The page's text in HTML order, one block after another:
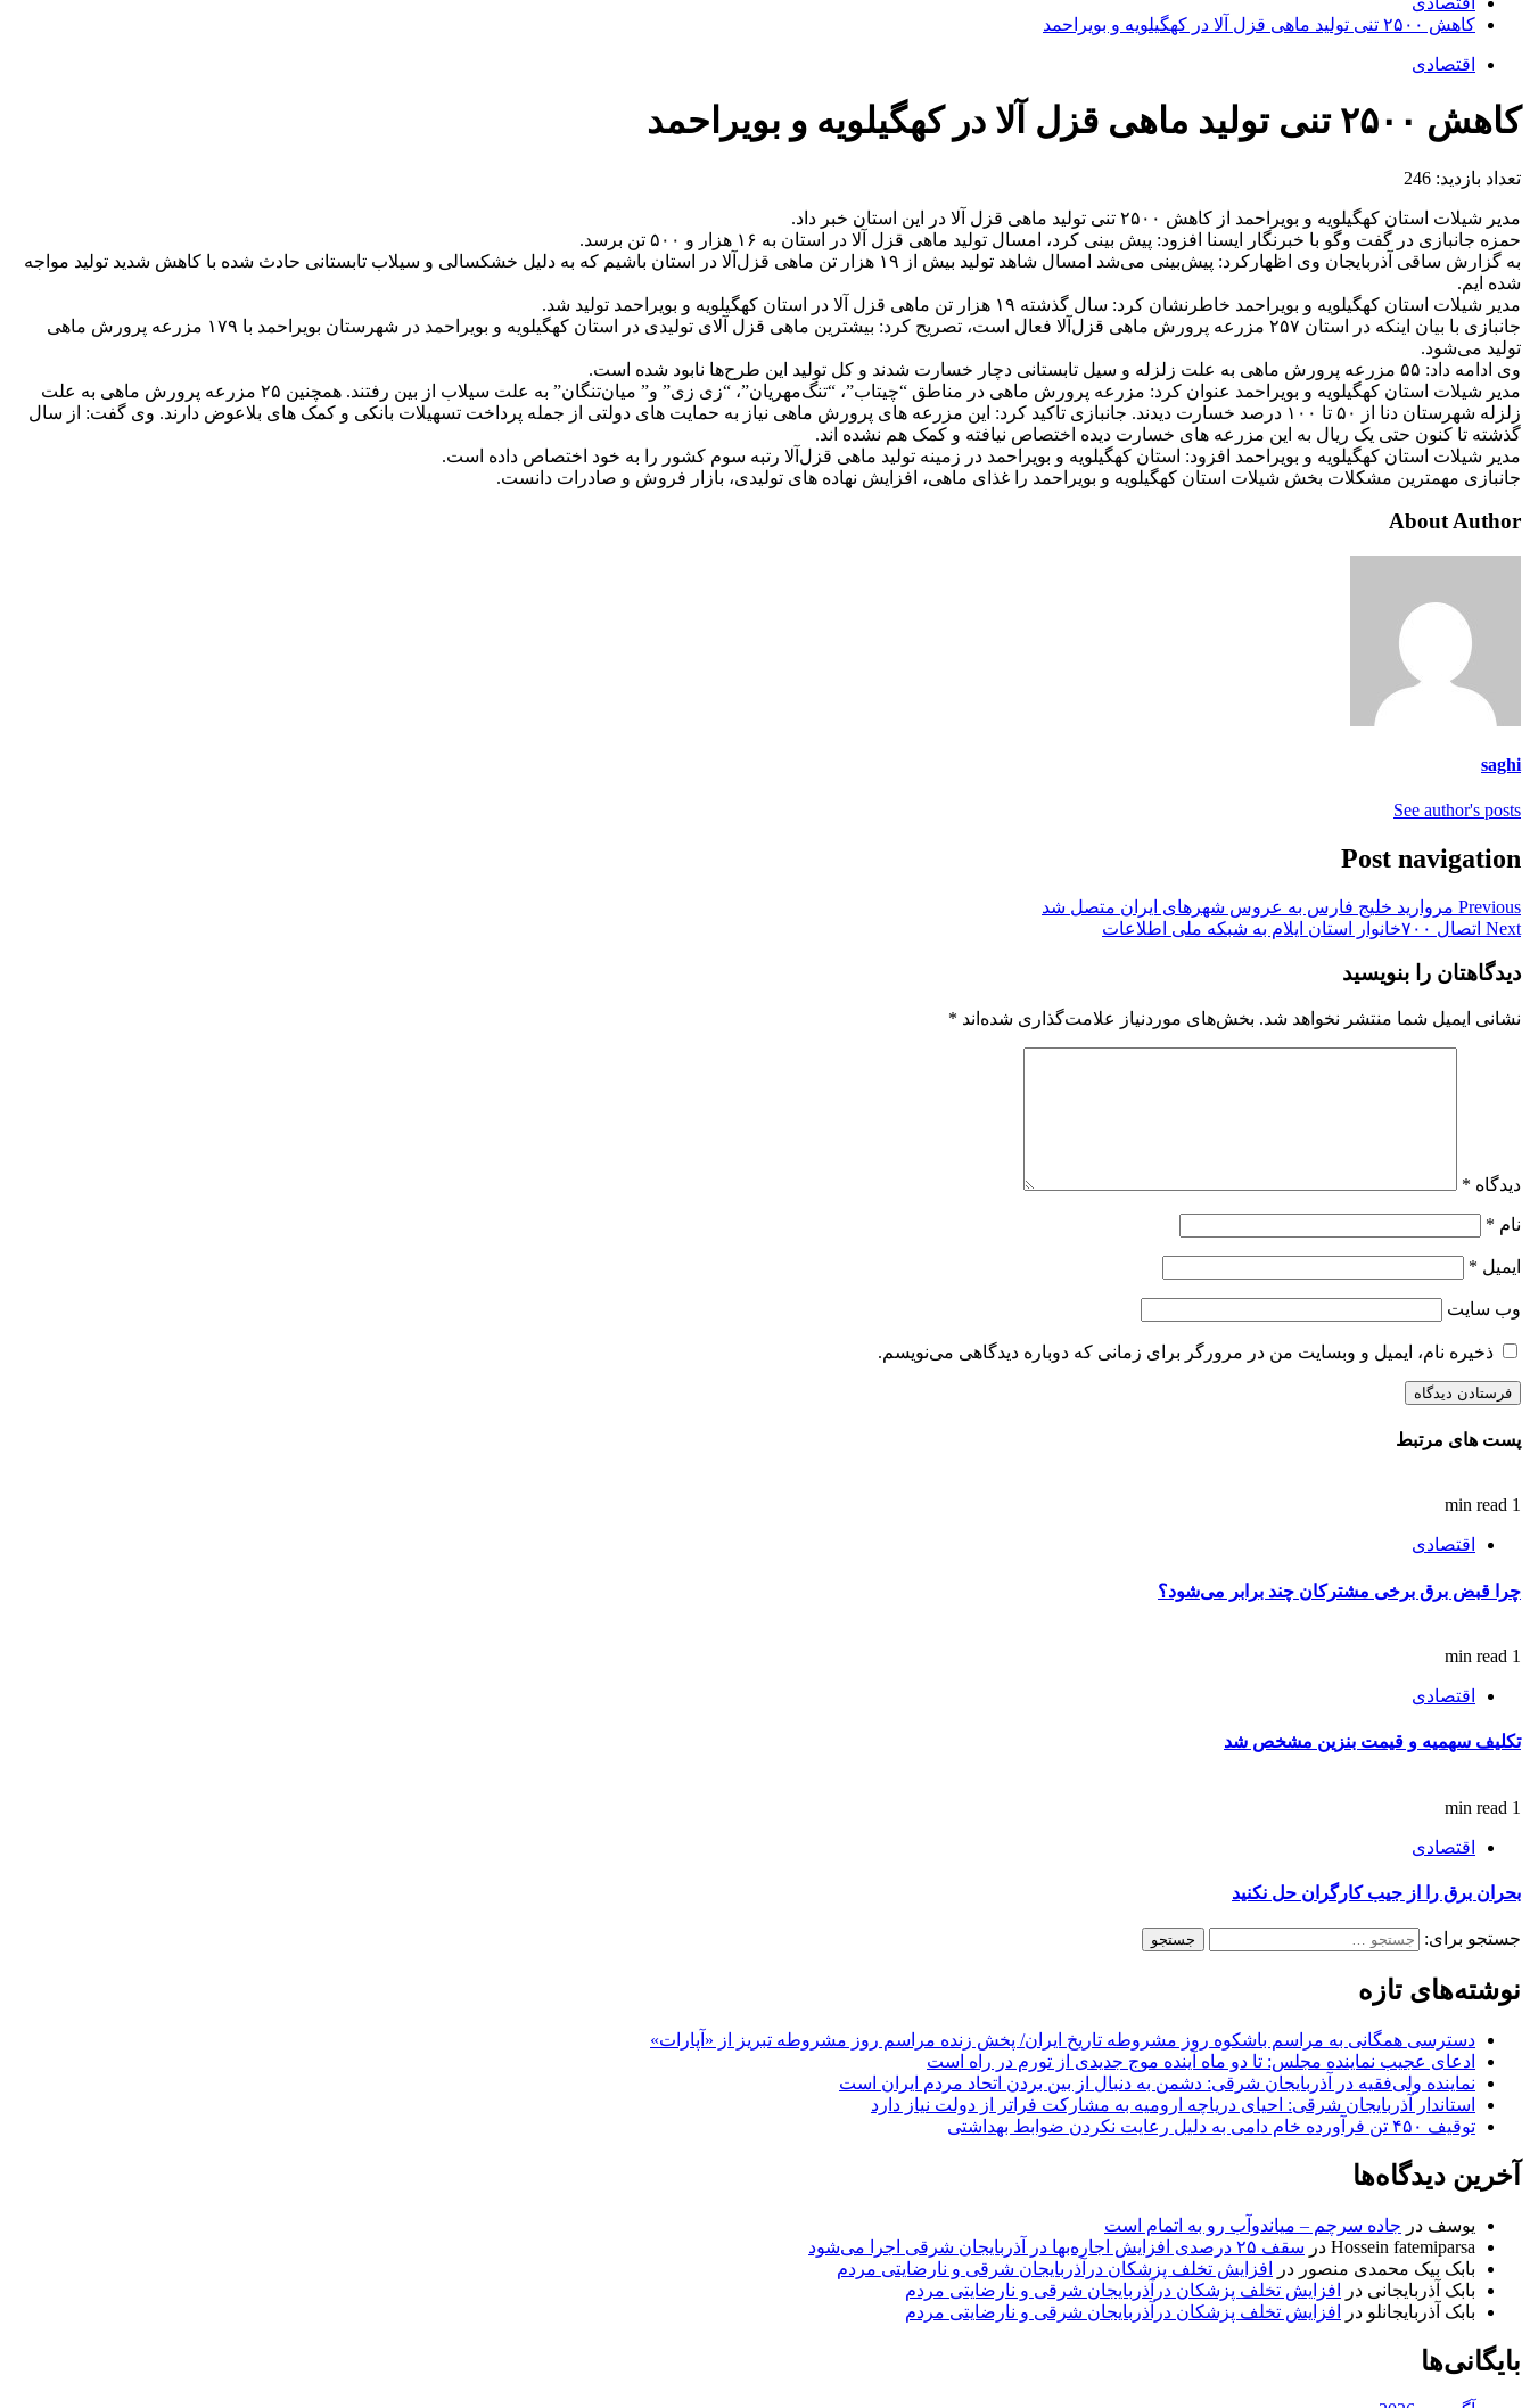
کاهش ۲۵۰۰ تنی تولید ماهی قزل آلا در کهگیلویه و بویراحمد
اقتصادی
کاهش ۲۵۰۰ تنی تولید ماهی قزل آلا در کهگیلویه و بویراحمد
تعداد بازدید: 246
مدیر شیلات استان کهگیلویه و بویراحمد از کاهش ۲۵۰۰ تنی تولید ماهی قزل آلا در این استان خبر داد.
حمزه جانبازی در گفت وگو با خبرنگار ایسنا افزود: پیش بینی کرد، امسال تولید ماهی قزل آلا در استان به ۱۶ هزار و ۵۰۰ تن برسد.
به گزارش ساقی آذربایجان وی اظهارکرد: پیش‌بینی می‌شد امسال شاهد تولید بیش از ۱۹ هزار تن ماهی قزل‌آلا در استان باشیم که به دلیل خشکسالی و سیلاب تابستانی حادث شده با کاهش شدید تولید مواجه
شده ایم.
مدیر شیلات استان کهگیلویه و بویراحمد خاطرنشان کرد: سال گذشته ۱۹ هزار تن ماهی قزل آلا در استان کهگیلویه و بویراحمد تولید شد.
جانبازی با بیان اینکه در استان ۲۵۷ مزرعه پرورش ماهی قزل‌آلا فعال است، تصریح کرد: بیشترین ماهی قزل آلای تولیدی در استان کهگیلویه و بویراحمد در شهرستان بویراحمد با ۱۷۹ مزرعه پرورش ماهی
تولید می‌شود.
وی ادامه داد: ۵۵ مزرعه پرورش ماهی به علت زلزله و سیل تابستانی دچار خسارت شدند و کل تولید این طرح‌ها نابود شده است.
مدیر شیلات استان کهگیلویه و بویراحمد عنوان کرد: مزرعه پرورش ماهی در مناطق “چیتاب”، “تنگ‌مهریان”، “زی زی” و” میان‌تنگان” به علت سیلاب از بین رفتند. همچنین ۲۵ مزرعه پرورش ماهی به علت
زلزله شهرستان دنا از ۵۰ تا ۱۰۰ درصد خسارت دیدند. جانبازی تاکید کرد: این مزرعه های پرورش ماهی نیاز به حمایت های دولتی از جمله پرداخت تسهیلات بانکی و کمک های بلاعوض دارند. وی گفت: از سال
گذشته تا کنون حتی یک ریال به این مزرعه های خسارت دیده اختصاص نیافته و کمک هم نشده اند.
مدیر شیلات استان کهگیلویه و بویراحمد افزود: استان کهگیلویه و بویراحمد در زمینه تولید ماهی قزل‌آلا رتبه سوم کشور را به خود اختصاص داده است.
جانبازی مهمترین مشکلات بخش شیلات استان کهگیلویه و بویراحمد را غذای ماهی، افزایش نهاده های تولیدی، بازار فروش و صادرات دانست.
About Author
saghi
See author's posts
Post navigation
Previous مروارید خلیج فارس به عروس شهرهای ایران متصل شد
Next اتصال ۷۰۰خانوار استان ایلام به شبکه ملی اطلاعات
دیدگاهتان را بنویسید
نشانی ایمیل شما منتشر نخواهد شد. بخش‌های موردنیاز علامت‌گذاری شده‌اند *
دیدگاه *
نام *
ایمیل *
وب‌ سایت
ذخیره نام، ایمیل و وبسایت من در مرورگر برای زمانی که دوباره دیدگاهی می‌نویسم.
پست های مرتبط
1 min read
اقتصادی
چرا قبض برق برخی مشترکان چند برابر می‌شود؟
1 min read
اقتصادی
تکلیف سهمیه و قیمت بنزین مشخص شد
1 min read
اقتصادی
بحران برق را از جیب کارگران حل نکنید
جستجو برای:
نوشته‌های تازه
دسترسی همگانی به مراسم باشکوه روز مشروطه تاریخ ایران/ پخش زنده مراسم روز مشروطه تبریز از «آپارات»
ادعای عجیب نماینده مجلس: تا دو ماه آینده موج جدیدی از تورم در راه است
نماینده ولی‌فقیه در آذربایجان شرقی: دشمن به دنبال از بین بردن اتحاد مردم ایران است
استاندار آذربایجان شرقی: احیای دریاچه ارومیه به مشارکت فراتر از دولت نیاز دارد
توقیف ۴۵۰ تن فرآورده خام دامی به دلیل رعایت نکردن ضوابط بهداشتی
آخرین دیدگاه‌ها
یوسف در جاده سرچم – میاندوآب رو به اتمام است
Hossein fatemiparsa در سقف ۲۵ درصدی افزایش اجاره‌بها در آذربایجان شرقی اجرا می‌شود
بابک بیک محمدی منصور در
افزایش تخلف پزشکان درآذربایجان شرقی و نارضایتی مردم
بابک آذربایجانی در
افزایش تخلف پزشکان درآذربایجان شرقی و نارضایتی مردم
بابک آذربایجانلو در افزایش تخلف پزشکان درآذربایجان شرقی و نارضایتی مردم
بایگانی‌ها